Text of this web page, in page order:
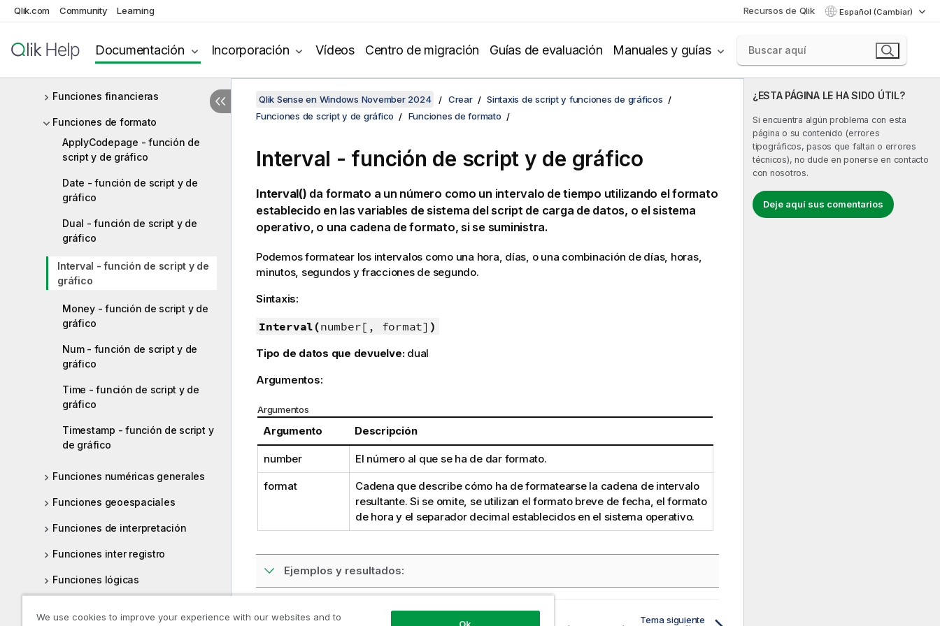
Qlik.com Community Learning Recursos de Qlik Español (Cambiar)
Documentación Incorporación Vídeos Centro de migración Guías de evaluación Manuales y guías
logarítmicas
Funciones de campo
Funciones financieras
Funciones de formato
ApplyCodepage - función de
script y de gráfico
Date - función de script y de
gráfico
Dual - función de script y de
gráfico
Interval - función de script y de
gráfico
Money - función de script y de
gráfico
Num - función de script y de
gráfico
Time - función de script y de
gráfico
Timestamp - función de script y
de gráfico
Funciones numéricas generales
Funciones geoespaciales
Funciones de interpretación
Funciones inter registro
Funciones lógicas
¿ESTA PÁGINA LE HA SIDO ÚTIL?
Si encuentra algún problema con esta
página o su contenido (errores
tipográficos, pasos que faltan o errores
técnicos), no dude en ponerse en contacto
con nosotros.
Deje aquí sus comentarios
Qlik Sense en Windows November 2024 Crear
Sintaxis de script y funciones de gráficos
Funciones de script y de gráfico
Funciones de formato
Interval - función de script y de gráfico
Interval() da formato a un número como un intervalo de tiempo utilizando el formato
establecido en las variables de sistema del script de carga de datos, o el sistema
operativo, o una cadena de formato, si se suministra.
Podemos formatear los intervalos como una hora, días, o una combinación de días, horas,
minutos, segundos y fracciones de segundo.
Sintaxis:
Interval(number[, format] )
Tipo de datos que devuelve: dual
Argumentos:
Argumentos
Argumento Descripción
number El número al que se ha de dar formato.
format
Cadena que describe cómo ha de formatearse la cadena de intervalo
resultante. Si se omite, se utilizan el formato breve de fecha, el formato
de hora y el separador decimal establecidos en el sistema operativo.
Ejemplos y resultados:
Tema anterior Tema siguiente
We use cookies to improve your experience with our websites and to